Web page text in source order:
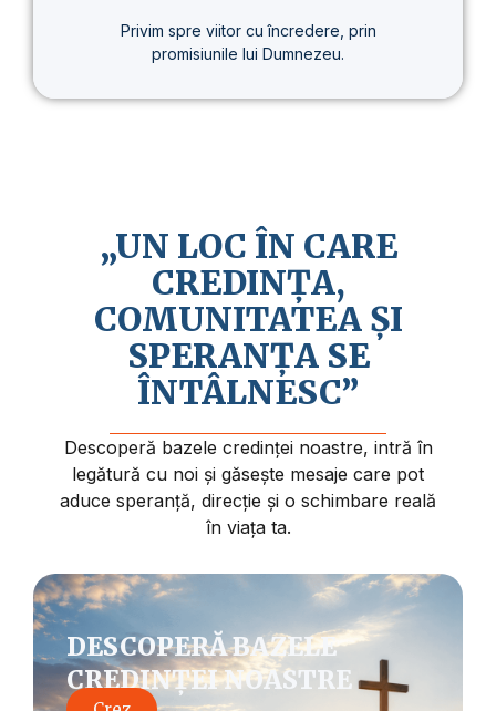
Privim spre viitor cu încredere, prin
promisiunile lui Dumnezeu.
„UN LOC ÎN CARE
CREDINȚA,
COMUNITATEA ȘI
SPERANȚA SE
ÎNTÂLNESC”
Descoperă bazele credinței noastre, intră în
legătură cu noi și găsește mesaje care pot
aduce speranță, direcție și o schimbare reală
în viața ta.
DESCOPERĂ BAZELE
CREDINȚEI NOASTRE